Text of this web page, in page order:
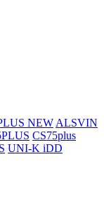
NEW ALSVIN
CS75plus
UNI-K iDD